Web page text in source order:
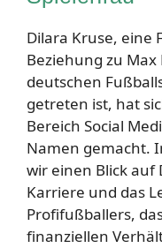
Dilara Kruse, eine
Beziehung zu
deutschen
getreten ist, hat
Bereich Social
Namen gemacht.
wir einen Blick auf
Karriere und das
Profifußballers,
finanziellen